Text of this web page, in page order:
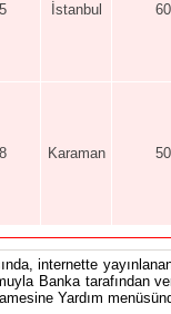
İstanbul
Karaman
internette
Banka tarafından
Yardım